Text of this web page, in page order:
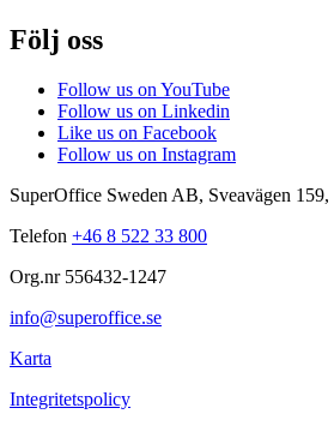
Följ oss
Follow us on YouTube
Follow us on Linkedin
Like us on Facebook
Follow us on Instagram
SuperOffice Sweden AB, Sveavägen 159,
Telefon +46 8 522 33 800
Org.nr 556432-1247
info@superoffice.se
Karta
Integritetspolicy